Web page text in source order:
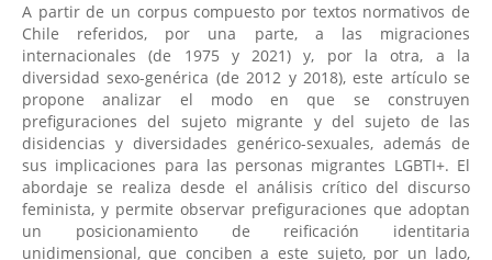
A partir de un corpus compuesto por textos normativos de
Chile referidos, por una parte, a las migraciones
internacionales (de 1975 y 2021) y, por la otra, a la
diversidad sexo-genérica (de 2012 y 2018), este artículo se
propone analizar el modo en que se construyen
prefiguraciones del sujeto migrante y del sujeto de las
disidencias y diversidades genérico-sexuales, además de
sus implicaciones para las personas migrantes LGBTI+. El
abordaje se realiza desde el análisis crítico del discurso
feminista, y permite observar prefiguraciones que adoptan
un posicionamiento de reificación identitaria
unidimensional, que conciben a este sujeto, por un lado,